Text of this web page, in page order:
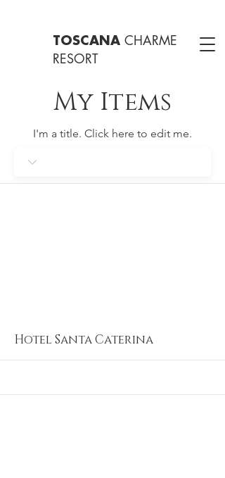
TOSCANA CHARME
RESORT
My Items
I'm a title. ​Click here to edit me.
Hotel Santa Caterina